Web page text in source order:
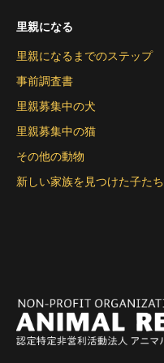
里親になる
里親になるまでのステップ
事前調査書
里親募集中の犬
里親募集中の猫
その他の動物
新しい家族を見つけた子たち